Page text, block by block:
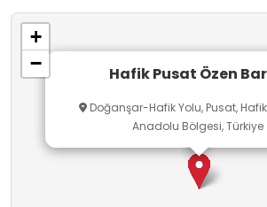
alabilecekleri nitelikli bir okul
ortamı niteliği taşımaktadır.
Hafik Pusat Özen
Doğanşar-Hafik Yolu, Pusat,
Anadolu Bölgesi, Türkiye
+
−